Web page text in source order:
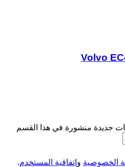
جديدة منشورة في هذا القسم
الخصوصية و اتفاقية المستخدم.